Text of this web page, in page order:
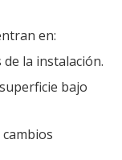
en:
la instalación.
bajo